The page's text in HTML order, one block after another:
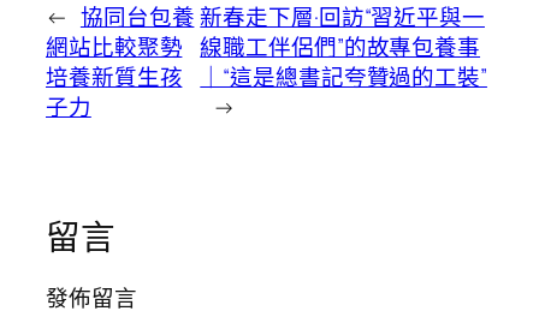
← 協同台包養
網站比較聚勢
培養新質生孩
子力
新春走下層·回訪“習近平與一
線職工伴侶們”的故專包養事
｜“這是總書記夸贊過的工裝”
→
留言
發佈留言